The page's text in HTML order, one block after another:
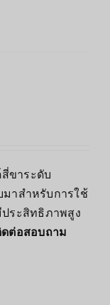
ขาระดับ
าสำหรับการใช้
ระสิทธิภาพสูง
ต่อสอบถาม